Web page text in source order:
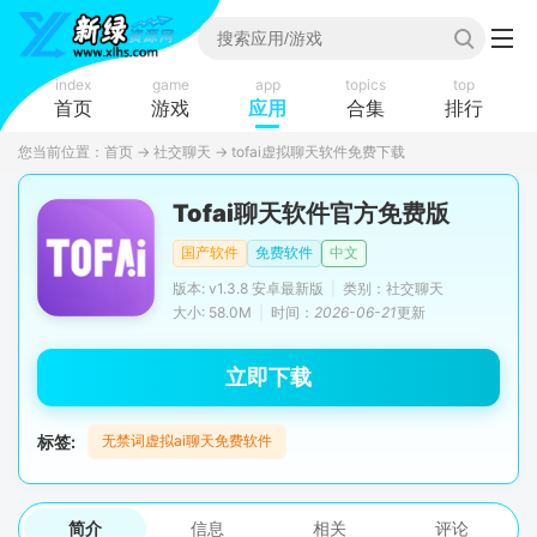
index
首页
game
游戏
app
应用
topics
合集
top
排行
您当前位置： 首页 → 社交聊天 → tofai虚拟聊天软件免费下载
Tofai聊天软件官方免费版
国产软件 免费软件
中文
版本: v1.3.8 安卓最新版
类别：社交聊天
大小: 58.0M
时间： 2026-06-21更新
立即下载
标签: 无禁词虚拟ai聊天免费软件
简介 信息 相关 评论